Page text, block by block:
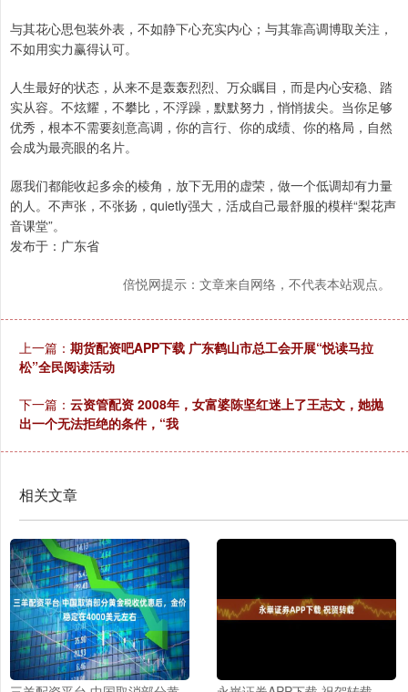
与其花心思包装外表，不如静下心充实内心；与其靠高调博取关注，
不如用实力赢得认可。
人生最好的状态，从来不是轰轰烈烈、万众瞩目，而是内心安稳、踏
实从容。不炫耀，不攀比，不浮躁，默默努力，悄悄拔尖。当你足够
优秀，根本不需要刻意高调，你的言行、你的成绩、你的格局，自然
会成为最亮眼的名片。
愿我们都能收起多余的棱角，放下无用的虚荣，做一个低调却有力量
的人。不声张，不张扬，quietly强大，活成自己最舒服的模样“梨花声
音课堂”。
发布于：广东省
倍悦网提示：文章来自网络，不代表本站观点。
上一篇： 期货配资吧APP下载 广东鹤山市总工会开展“悦读马拉
松”全民阅读活动
下一篇： 云资管配资 2008年，女富婆陈坚红迷上了王志文，她抛
出一个无法拒绝的条件，“我
相关文章